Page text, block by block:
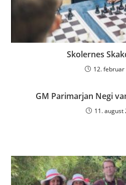
Skolernes
12. februar
GM Parimarjan Negi
11. august